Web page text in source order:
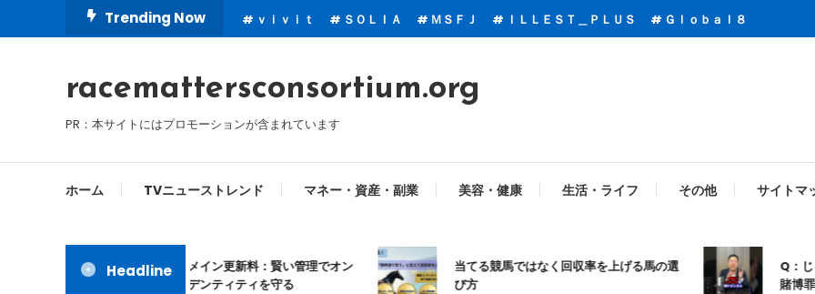
To
Trending Now ｖｉｖｉｔ ＳＯＬＩＡ ＭＳＦＪ ＩＬＬＥＳＴ＿ＰＬＵＳ Ｇｌｏｂａｌ８
racemattersconsortium.org
PR：本サイトにはプロモーションが含まれています
ホーム TVニューストレンド マネー・資産・副業 美容・健康 生活・ライフ その他 サイトマ
Headline
ムームードメイン更新料：賢い管理でオン
ラインアイデンティティを守る
当てる競馬ではなく回収率を上げる馬の選
び方
Q：じゃん
賭博罪に